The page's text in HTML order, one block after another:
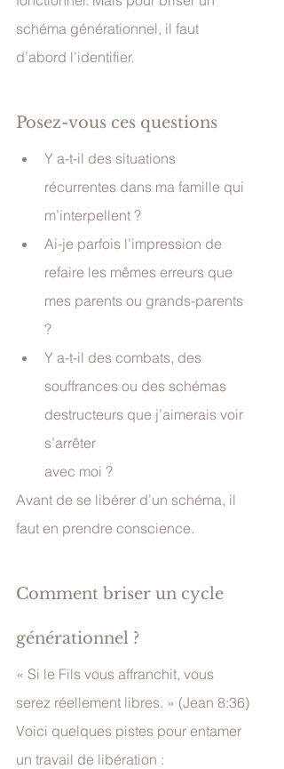
schéma générationnel, il faut
d’abord l’identifier.
Posez-vous ces questions
Y a-t-il des situations
récurrentes dans ma famille qui
m’interpellent ?
Ai-je parfois l’impression de
refaire les mêmes erreurs que
mes parents ou grands-parents
?
Y a-t-il des combats, des
souffrances ou des schémas
destructeurs que j’aimerais voir
s’arrêter
avec moi ?
Avant de se libérer d’un schéma, il
faut en prendre conscience.
Comment briser un cycle
générationnel ?
« Si le Fils vous affranchit, vous
serez réellement libres. » (Jean 8:36)
Voici quelques pistes pour entamer
un travail de libération :